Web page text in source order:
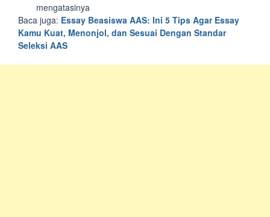
mengatasinya
Baca juga: Essay Beasiswa AAS: Ini 5 Tips Agar Essay
Kamu Kuat, Menonjol, dan Sesuai Dengan Standar
Seleksi AAS